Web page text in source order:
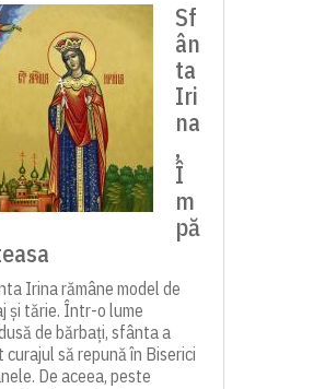
Sf
ân
ta
Iri
na
,
Î
m
pă
Irina rămâne model de
și tărie. Într-o lume
de bărbați, sfânta a
curajul să repună în Biserici
De aceea, peste